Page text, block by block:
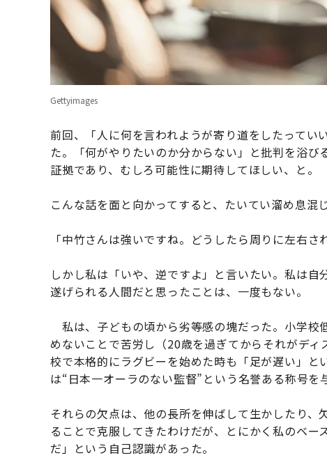
Gettyimages
前回、「人に何を言われようが寄り道をしたってい
た。「何がやりたいのか分からない」と批判を浴
証拠であり、むしろ可能性に期待してほしい、と。
こんな話を面と向かってすると、たいてい溜め息混
「中竹さんは強いですね。どうしたら周りに左右
しかし私は「いや、逆ですよ」と言いたい。私は
遂げられる人間だと思ったことは、一度もない。
私は、子どもの頃から劣等感の塊だった。小学校
めないことで苦労し（20歳を過ぎてからそれがデ
校で本格的にラグビーを始めた時も「足が遅い」
は“日本一オーラのない監督”という名誉ある称号を
それらの欠点は、他の長所を伸ばして生かしたり
ることで克服してきたわけだが、とにかく私のベ
だ」という自己認識があった。